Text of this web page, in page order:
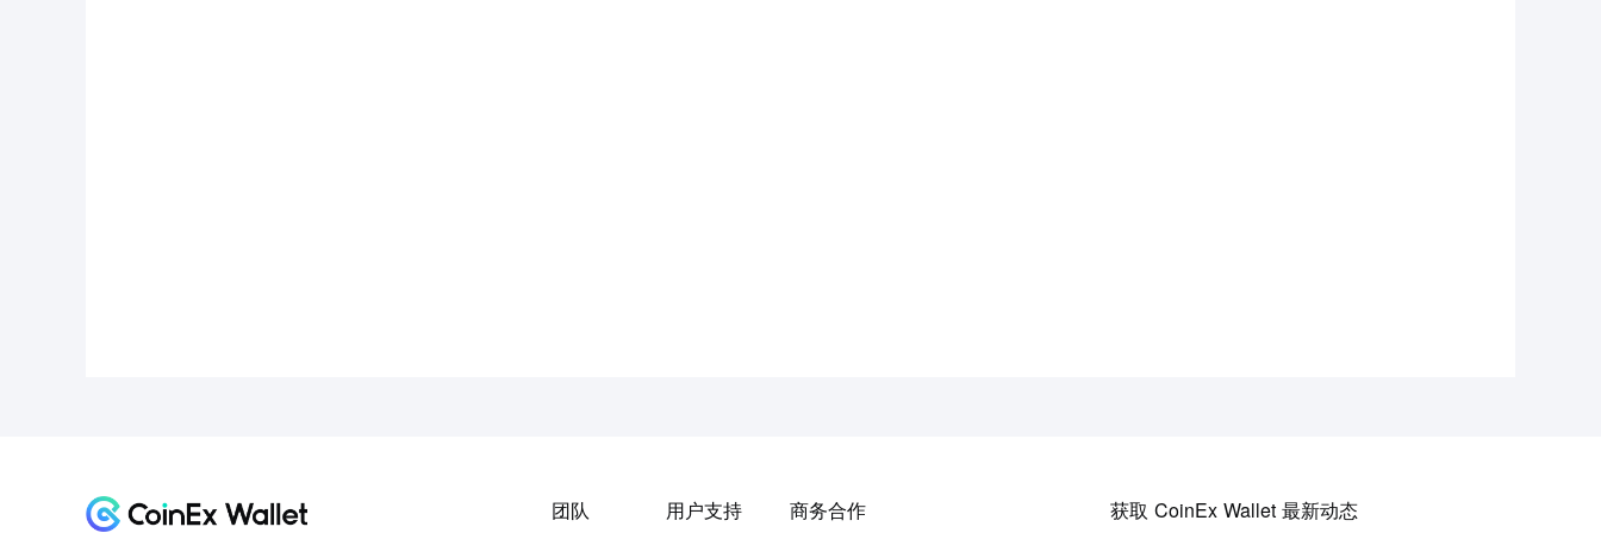
团队 用户支持 商务合作 获取 CoinEx Wallet 最新动态